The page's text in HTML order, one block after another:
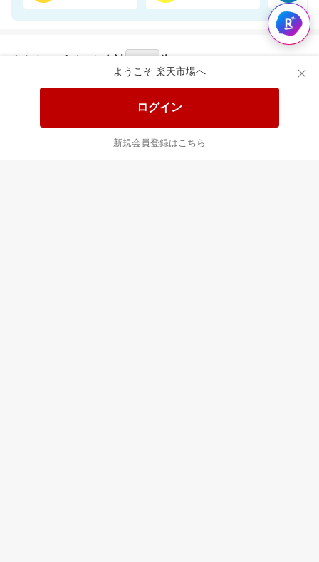
ようこそ 楽天市場へ
ログイン
新規会員登録はこちら
あなたはポイント 合計 倍